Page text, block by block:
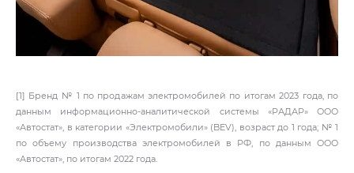
[1] Бренд № 1 по продажам электромобилей по итогам 2023 года, по
данным информационно-аналитической системы «РАДАР» ООО
«Автостат», в категории «Электромобили» (BEV), возраст до 1 года; № 1
по объему производства электромобилей в РФ, по данным ООО
«Автостат», по итогам 2022 года.